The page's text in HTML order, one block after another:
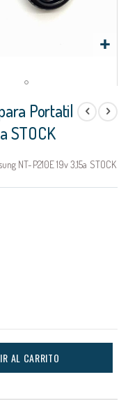
Portatil
STOCK
NT-P210E 19v 3,15a STOCK
AL CARRITO